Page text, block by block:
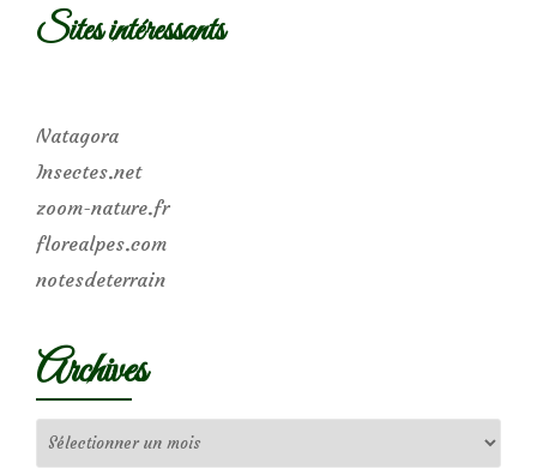
Sites intéressants
Natagora
Insectes.net
zoom-nature.fr
florealpes.com
notesdeterrain
Archives